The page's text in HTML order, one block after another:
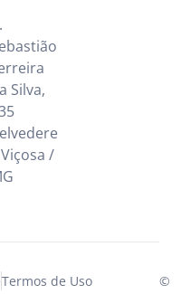
Silva,
/
Termos de Uso
©